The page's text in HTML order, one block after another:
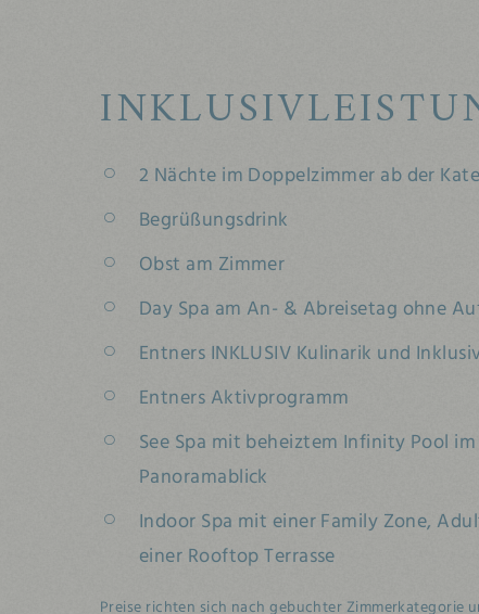
2 Nächte im Doppelzimmer ab der
Begrüßungsdrink
Obst am Zimmer
Day Spa am An- & Abreisetag ohne
Entners INKLUSIV Kulinarik und
Entners Aktivprogramm
See Spa mit beheiztem Infinity Pool im
Panoramablick
Indoor Spa mit einer Family Zone,
einer Rooftop Terrasse
Preise richten sich nach gebuchter Zimmerkategorie